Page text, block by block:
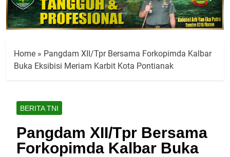
Home » Pangdam XII/Tpr Bersama Forkopimda Kalbar
Buka Eksibisi Meriam Karbit Kota Pontianak
BERITA TNI
Pangdam XII/Tpr Bersama
Forkopimda Kalbar Buka